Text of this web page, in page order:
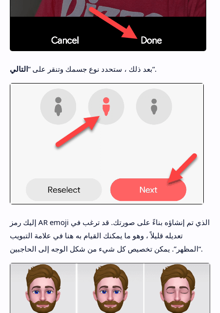
بعد ذلك ، ستحدد نوع جسمك وتنقر على “التالي “.
إليك رمز AR emoji الذي تم إنشاؤه بناءً على صورتك. قد ترغب في
تعديله قليلاً ، وهو ما يمكنك القيام به هنا في علامة التبويب
“المظهر”. يمكن تخصيص كل شيء من شكل الوجه إلى الحاجبين.